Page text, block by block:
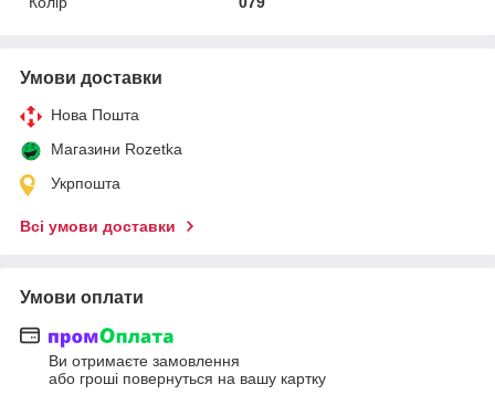
Умови доставки
Нова Пошта
Магазини Rozetka
Укрпошта
Всі умови доставки
Умови оплати
Ви отримаєте замовлення
або гроші повернуться на вашу картку